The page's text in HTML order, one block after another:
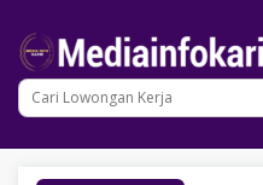
konten